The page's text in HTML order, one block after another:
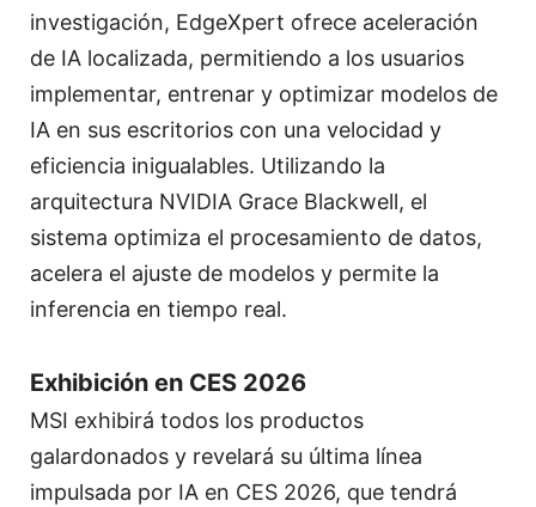
investigación, EdgeXpert ofrece aceleración
de IA localizada, permitiendo a los usuarios
implementar, entrenar y optimizar modelos de
IA en sus escritorios con una velocidad y
eficiencia inigualables. Utilizando la
arquitectura NVIDIA Grace Blackwell, el
sistema optimiza el procesamiento de datos,
acelera el ajuste de modelos y permite la
inferencia en tiempo real.
Exhibición en CES 2026
MSI exhibirá todos los productos
galardonados y revelará su última línea
impulsada por IA en CES 2026, que tendrá